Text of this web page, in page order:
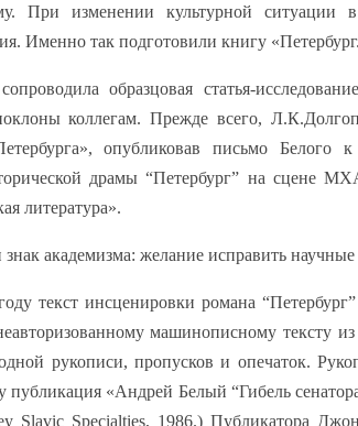
При изменении культурной
Именно так подготовили книгу
образцовая статья-
коллегам. Прежде всего,
опубликовав письмо
драмы “Петербург” на сцене
литература».
академизма: желание исправить
текст инсценировки романа
машинописному тексту
рукописи, пропусков и опечаток.
публикация «Андрей Белый “Гибель
Slavic Specialties, 1986.) Публикатора